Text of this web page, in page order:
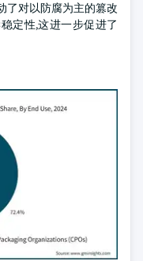
了对以防腐为主的篡改
定性,这进一步促进了